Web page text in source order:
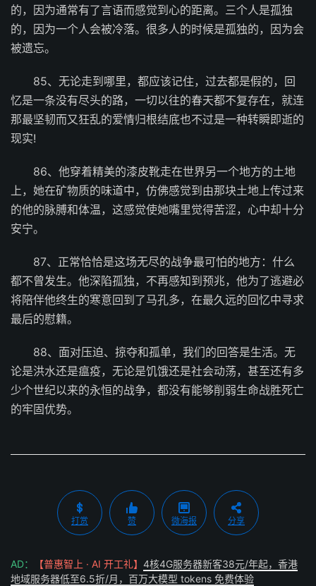
的，因为通常有了言语而感觉到心的距离。三个人是孤独
的，因为一个人会被冷落。很多人的时候是孤独的，因为会
被遗忘。
85、无论走到哪里，都应该记住，过去都是假的，回
忆是一条没有尽头的路，一切以往的春天都不复存在，就连
那最坚韧而又狂乱的爱情归根结底也不过是一种转瞬即逝的
现实!
86、他穿着精美的漆皮靴走在世界另一个地方的土地
上，她在矿物质的味道中，仿佛感觉到由那块土地上传过来
的他的脉膊和体温，这感觉使她嘴里觉得苦涩，心中却十分
安宁。
87、正常恰恰是这场无尽的战争最可怕的地方：什么
都不曾发生。他深陷孤独，不再感知到预兆，他为了逃避必
将陪伴他终生的寒意回到了马孔多，在最久远的回忆中寻求
最后的慰籍。
88、面对压迫、掠夺和孤单，我们的回答是生活。无
论是洪水还是瘟疫，无论是饥饿还是社会动荡，甚至还有多
少个世纪以来的永恒的战争，都没有能够削弱生命战胜死亡
的牢固优势。
打赏 赞 微海报 分享
AD： 【普惠智上 · AI 开工礼】 4核4G服务器新客38元/年起，香港
地域服务器低至6.5折/月，百万大模型 tokens 免费体验